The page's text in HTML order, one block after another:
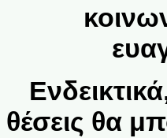
θέσεις θα